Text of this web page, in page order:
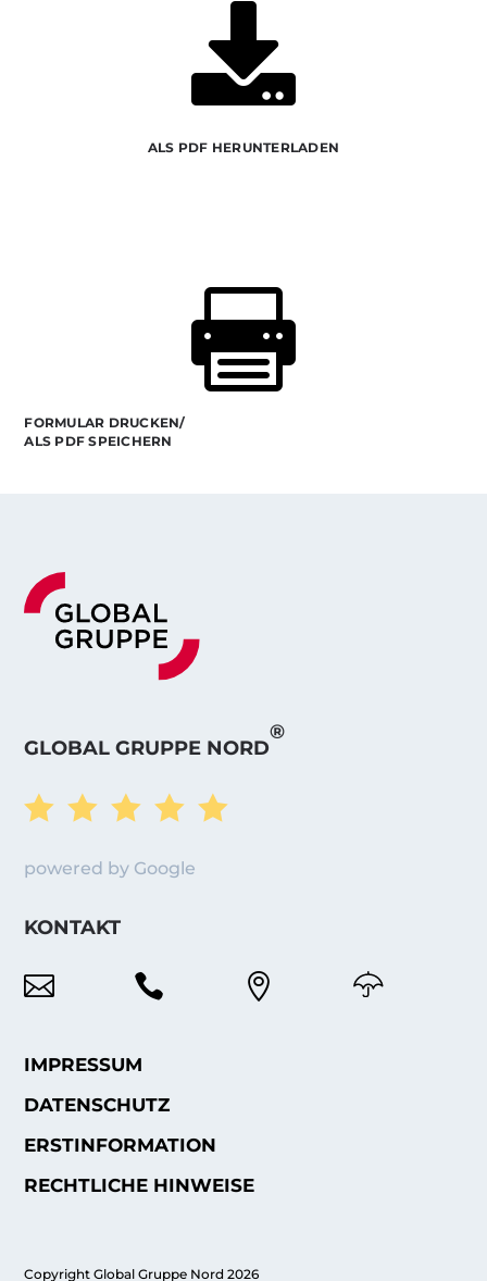

ALS PDF HERUNTERLADEN

FORMULAR DRUCKEN/
ALS PDF SPEICHERN
IMPRESSUM
DATENSCHUTZ
ERSTINFORMATION
RECHTLICHE HINWEISE
GLOBAL GRUPPE NORD
®
    
powered by Google
KONTAKT
  
Copyright Global Gruppe Nord 2026